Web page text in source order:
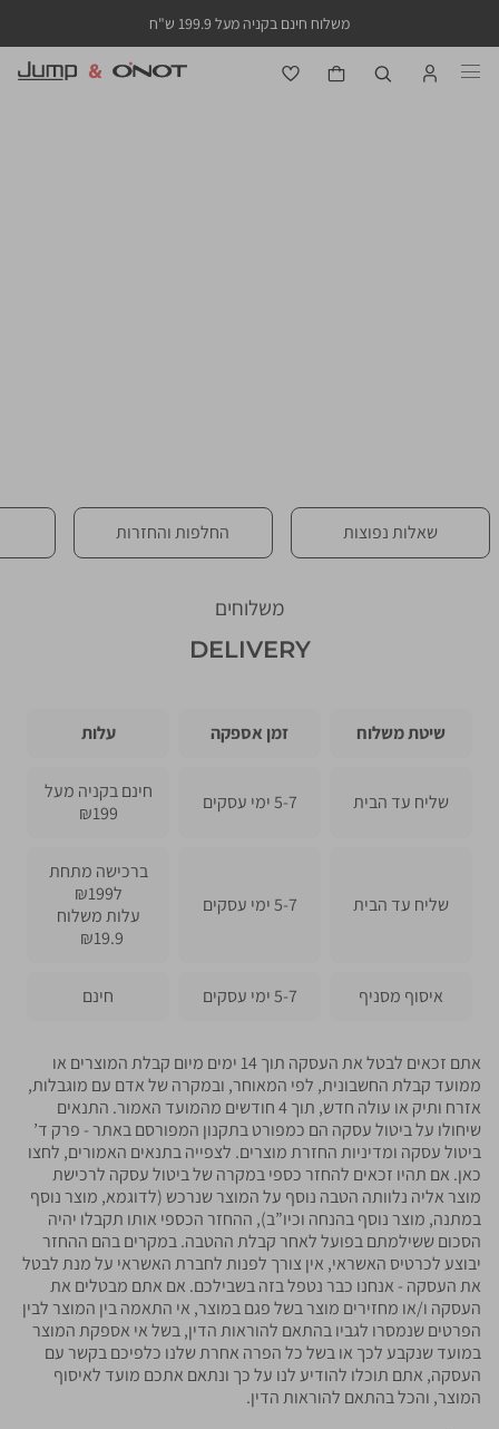
משלוח חינם בקניה מעל 199.9 ש"ח
שאלות נפוצות החלפות והחזרות
משלוחים
DELIVERY
עלות זמן אספקה שיטת משלוח
חינם בקניה מעל
₪199
5-7 ימי עסקים שליח עד הבית
ברכישה מתחת
ל
₪199
עלות משלוח
₪19.9
5-7 ימי עסקים שליח עד הבית
חינם 5-7 ימי עסקים איסוף מסניף
אתם זכאים לבטל את העסקה תוך 14 ימים מיום קבלת המוצרים או
ממועד קבלת החשבונית, לפי המאוחר, ובמקרה של אדם עם מוגבלות,
אזרח ותיק או עולה חדש, תוך 4 חודשים מהמועד האמור. התנאים
שיחולו על ביטול עסקה הם כמפורט בתקנון המפורסם באתר - פרק ד’
ביטול עסקה ומדיניות החזרת מוצרים. לצפייה בתנאים האמורים, לחצו
כאן. אם תהיו זכאים להחזר כספי במקרה של ביטול עסקה לרכישת
מוצר אליה נלוותה הטבה נוסף על המוצר שנרכש (לדוגמא, מוצר נוסף
במתנה, מוצר נוסף בהנחה וכיו”ב), ההחזר הכספי אותו תקבלו יהיה
הסכום ששילמתם בפועל לאחר קבלת ההטבה. במקרים בהם ההחזר
יבוצע לכרטיס האשראי, אין צורך לפנות לחברת האשראי על מנת לבטל
את העסקה - אנחנו כבר נטפל בזה בשבילכם. אם אתם מבטלים את
העסקה ו/או מחזירים מוצר בשל פגם במוצר, אי התאמה בין המוצר לבין
הפרטים שנמסרו לגביו בהתאם להוראות הדין, בשל אי אספקת המוצר
במועד שנקבע לכך או בשל כל הפרה אחרת שלנו כלפיכם בקשר עם
העסקה, אתם תוכלו להודיע לנו על כך ונתאם אתכם מועד לאיסוף
המוצר, והכל בהתאם להוראות הדין.